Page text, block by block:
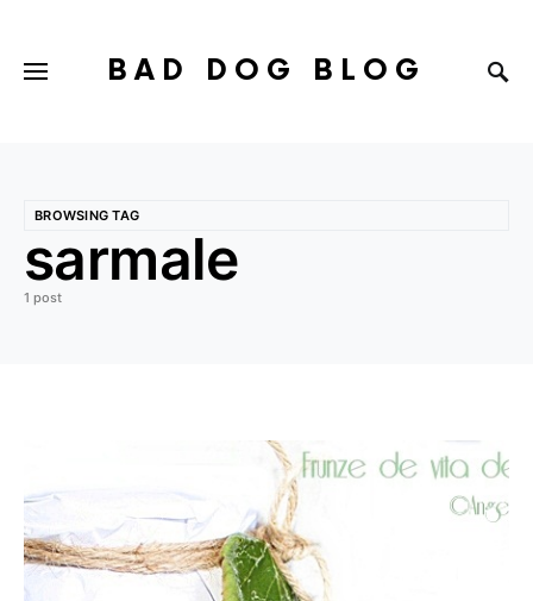
BAD DOG BLOG
BROWSING TAG
sarmale
1 post